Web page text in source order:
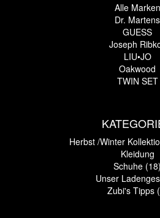
Alle Marken
Dr. Martens
GUESS
Joseph
LIU•JO
Oakwood
TWIN SET
Herbst /Winter
Kleidung
Schuhe (18)
Unser
Zubi's Tipps